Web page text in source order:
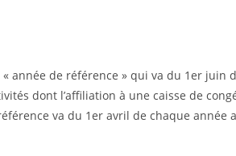
année de référence » qui va du 1er juin
dont l’affiliation à une caisse de
va du 1er avril de chaque année